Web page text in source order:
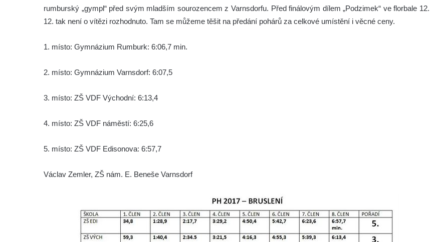
rumburský „gympl“ před svým mladším sourozencem z Varnsdorfu. Před finálovým dílem „Podzimek“ ve florbale 12.
12. tak není o vítězi rozhodnuto. Tam se můžeme těšit na předání pohárů za celkové umístění i věcné ceny.
1. místo: Gymnázium Rumburk: 6:06,7 min.
2. místo: Gymnázium Varnsdorf: 6:07,5
3. místo: ZŠ VDF Východní: 6:13,4
4. místo: ZŠ VDF náměstí: 6:25,6
5. místo: ZŠ VDF Edisonova: 6:57,7
Václav Zemler, ZŠ nám. E. Beneše Varnsdorf